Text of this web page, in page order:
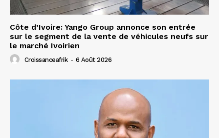
Côte d’Ivoire: Yango Group annonce son entrée
sur le segment de la vente de véhicules neufs sur
le marché Ivoirien
Croissanceafrik - 6 Août 2026